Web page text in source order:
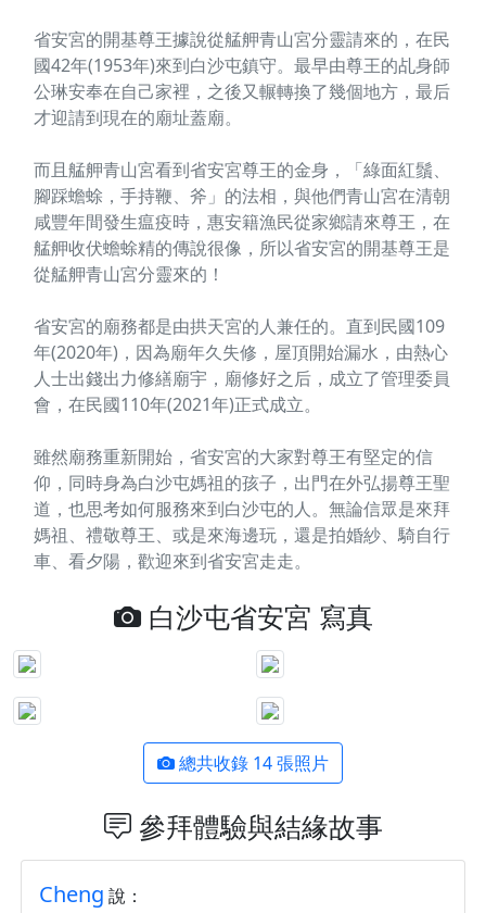
省安宮的開基尊王據說從艋舺青山宮分靈請來的，在民
國42年(1953年)來到白沙屯鎮守。最早由尊王的乩身師
公琳安奉在自己家裡，之後又輾轉換了幾個地方，最后
才迎請到現在的廟址蓋廟。
而且艋舺青山宮看到省安宮尊王的金身，「綠面紅鬚、
腳踩蟾蜍，手持鞭、斧」的法相，與他們青山宮在清朝
咸豐年間發生瘟疫時，惠安籍漁民從家鄉請來尊王，在
艋舺收伏蟾蜍精的傳說很像，所以省安宮的開基尊王是
從艋舺青山宮分靈來的！
省安宮的廟務都是由拱天宮的人兼任的。直到民國109
年(2020年)，因為廟年久失修，屋頂開始漏水，由熱心
人士出錢出力修繕廟宇，廟修好之后，成立了管理委員
會，在民國110年(2021年)正式成立。
雖然廟務重新開始，省安宮的大家對尊王有堅定的信
仰，同時身為白沙屯媽祖的孩子，出門在外弘揚尊王聖
道，也思考如何服務來到白沙屯的人。無論信眾是來拜
媽祖、禮敬尊王、或是來海邊玩，還是拍婚紗、騎自行
車、看夕陽，歡迎來到省安宮走走。
白沙屯省安宮 寫真
總共收錄 14 張照片
參拜體驗與結緣故事
Cheng 說：